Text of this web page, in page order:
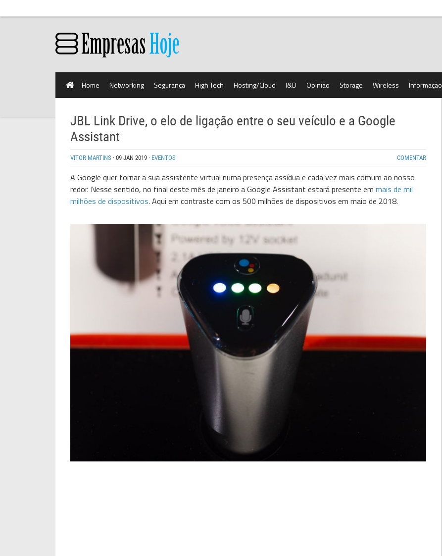
Home Networking Segurança High Tech Hosting/Cloud I&D Opinião Storage Wireless Informação
JBL Link Drive, o elo de ligação entre o seu veículo e a Google
Assistant
VITOR MARTINS · 09 JAN 2019 · EVENTOS COMENTAR
A Google quer tornar a sua assistente virtual numa presença assídua e cada vez mais comum ao nosso
redor. Nesse sentido, no final deste mês de janeiro a Google Assistant estará presente em mais de mil
milhões de dispositivos. Aqui em contraste com os 500 milhões de dispositivos em maio de 2018.